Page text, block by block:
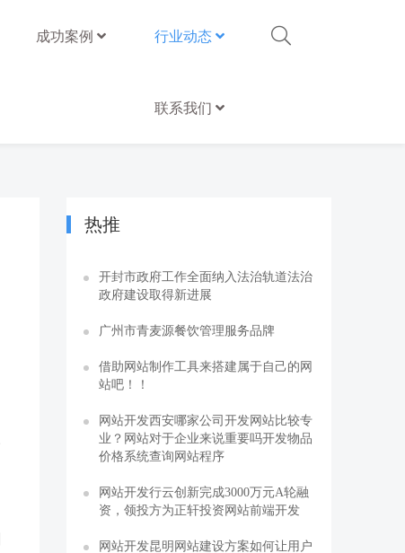
成功案例 行业动态
联系我们
热推
开封市政府工作全面纳入法治轨道法治
政府建设取得新进展
广州市青麦源餐饮管理服务品牌
借助网站制作工具来搭建属于自己的网
站吧！！
网站开发西安哪家公司开发网站比较专
业？网站对于企业来说重要吗开发物品
价格系统查询网站程序
网站开发行云创新完成3000万元A轮融
资，领投方为正轩投资网站前端开发
网站开发昆明网站建设方案如何让用户